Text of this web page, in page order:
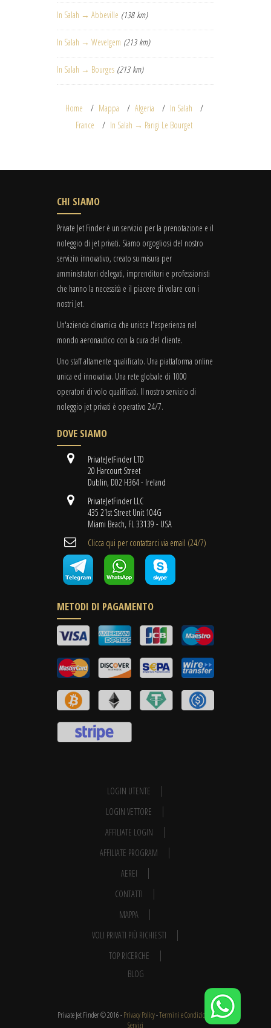
In Salah → Abbeville (138 km)
In Salah → Wevelgem (213 km)
In Salah → Bourges (213 km)
Home Mappa Algeria
In Salah
France
In Salah → Parigi Le Bourget
CHI SIAMO
Private Jet Finder è un servizio per la prenotazione e il
noleggio di jet privati. Siamo orgogliosi del nostro
servizio innovativo, creato su misura per
amministratori delegati, imprenditori e professionisti
che hanno la necessità e il piacere di volare con i
nostri Jet.
Un'azienda dinamica che unisce l'esperienza nel
mondo aeronautico con la cura del cliente.
Uno staff altamente qualificato. Una piattaforma online
unica ed innovativa. Una rete globale di 1000
operatori di volo qualificati. Il nostro servizio di
noleggio jet privati è operativo 24/7.
DOVE SIAMO
PrivateJetFinder LTD
20 Harcourt Street
Dublin, D02 H364 - Ireland
PrivateJetFinder LLC
435 21st Street Unit 104G
Miami Beach, FL 33139 - USA
Clicca qui per contattarci via email (24/7)
METODI DI PAGAMENTO
LOGIN UTENTE
LOGIN VETTORE
AFFILIATE LOGIN
AFFILIATE PROGRAM
AEREI
CONTATTI
MAPPA
VOLI PRIVATI PIÙ RICHIESTI
TOP RICERCHE
BLOG
Private Jet Finder © 2016 -Privacy Policy-Termini e Condizioni-
Servizi